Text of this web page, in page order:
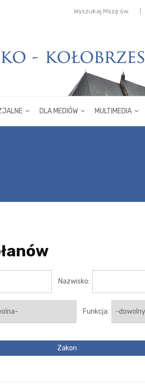
Wyszukaj Mszę św.
DLA MEDIÓW MULTIMEDIA
Nazwisko:
Funkcja:
Zakon